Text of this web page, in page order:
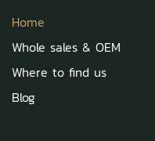
Home
Whole sales & OEM
Where to find us
Blog